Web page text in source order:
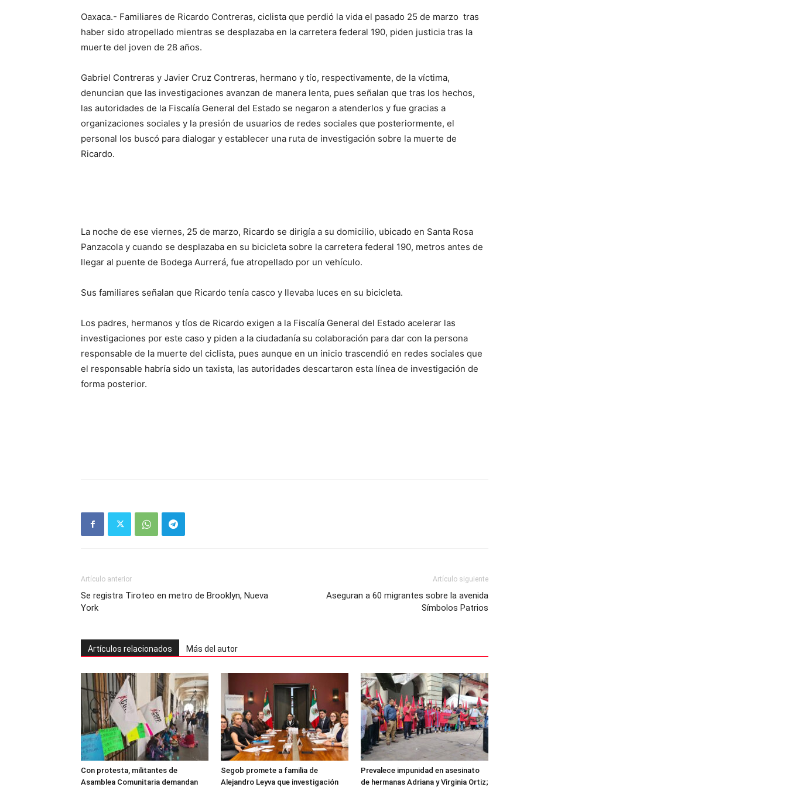
Oaxaca.- Familiares de Ricardo Contreras, ciclista que perdió la vida el pasado 25 de marzo tras
haber sido atropellado mientras se desplazaba en la carretera federal 190, piden justicia tras la
muerte del joven de 28 años.
Gabriel Contreras y Javier Cruz Contreras, hermano y tío, respectivamente, de la víctima,
denuncian que las investigaciones avanzan de manera lenta, pues señalan que tras los hechos,
las autoridades de la Fiscalía General del Estado se negaron a atenderlos y fue gracias a
organizaciones sociales y la presión de usuarios de redes sociales que posteriormente, el
personal los buscó para dialogar y establecer una ruta de investigación sobre la muerte de
Ricardo.
La noche de ese viernes, 25 de marzo, Ricardo se dirigía a su domicilio, ubicado en Santa Rosa
Panzacola y cuando se desplazaba en su bicicleta sobre la carretera federal 190, metros antes de
llegar al puente de Bodega Aurrerá, fue atropellado por un vehículo.
Sus familiares señalan que Ricardo tenía casco y llevaba luces en su bicicleta.
Los padres, hermanos y tíos de Ricardo exigen a la Fiscalía General del Estado acelerar las
investigaciones por este caso y piden a la ciudadanía su colaboración para dar con la persona
responsable de la muerte del ciclista, pues aunque en un inicio trascendió en redes sociales que
el responsable habría sido un taxista, las autoridades descartaron esta línea de investigación de
forma posterior.
Artículo anterior
Se registra Tiroteo en metro de Brooklyn, Nueva
York
Artículo siguiente
Aseguran a 60 migrantes sobre la avenida
Símbolos Patrios
Artículos relacionados Más del autor
Con protesta, militantes de
Asamblea Comunitaria demandan
Segob promete a familia de
Alejandro Leyva que investigación
Prevalece impunidad en asesinato
de hermanas Adriana y Virginia Ortiz;